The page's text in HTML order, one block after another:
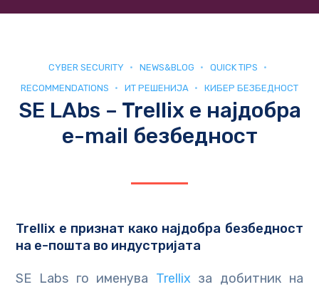
CYBER SECURITY NEWS&BLOG
QUICK TIPS
RECOMMENDATIONS
ИТ РЕШЕНИЈА КИБЕР БЕЗБЕДНОСТ
SE LAbs – Trellix e најдобра
e-mail безбедност
Trellix е признат како најдобра безбедност
на е-пошта во индустријата
SE Labs го именува Trellix за добитник на